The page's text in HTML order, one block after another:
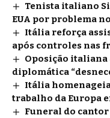
Tenista italiano
EUA por problema
Itália reforça
após controles nas
Oposição italiana
diplomática
Itália
trabalho da Europa
Funeral do